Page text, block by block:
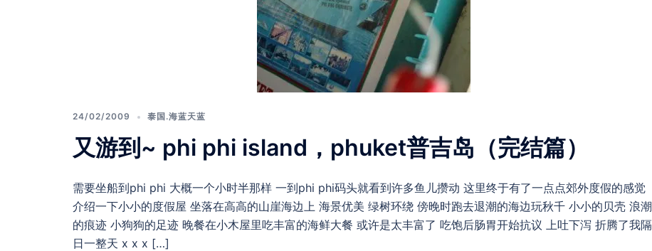
24/02/2009 泰国.海蓝天蓝
又游到~ phi phi island，phuket普吉岛（完结篇）
需要坐船到phi phi 大概一个小时半那样 一到phi phi码头就看到许多鱼儿攒动 这里终于有了一点点郊外度假的感觉
介绍一下小小的度假屋 坐落在高高的山崖海边上 海景优美 绿树环绕 傍晚时跑去退潮的海边玩秋千 小小的贝壳 浪潮
的痕迹 小狗狗的足迹 晚餐在小木屋里吃丰富的海鲜大餐 或许是太丰富了 吃饱后肠胃开始抗议 上吐下泻 折腾了我隔
日一整天 x x x […]